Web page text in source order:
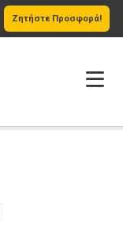
Ζητήστε Προσφορά!